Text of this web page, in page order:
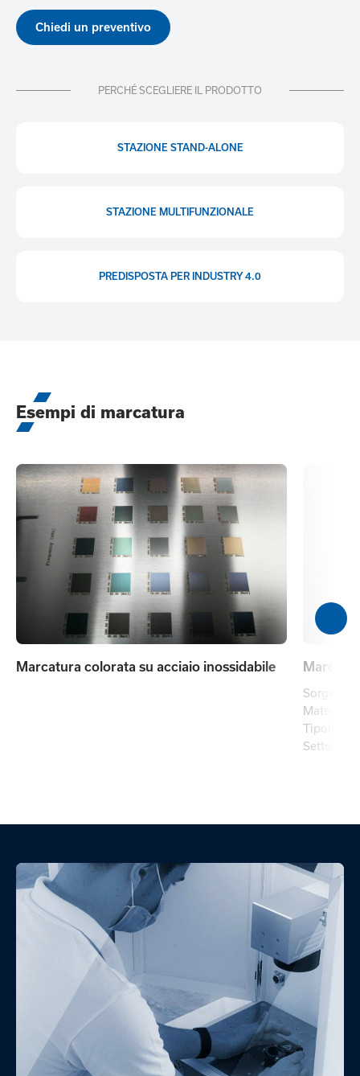
Chiedi un preventivo
PERCHÉ SCEGLIERE IL PRODOTTO
STAZIONE STAND-ALONE
STAZIONE MULTIFUNZIONALE
PREDISPOSTA PER INDUSTRY 4.0
Esempi di marcatura
Marcatura colorata su acciaio inossidabile
Sorgente
Tipologia
Settore